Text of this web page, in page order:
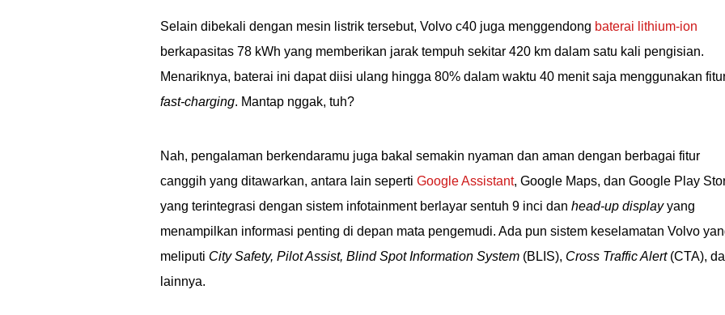
Selain dibekali dengan mesin listrik tersebut, Volvo c40 juga menggendong baterai lithium-ion
berkapasitas 78 kWh yang memberikan jarak tempuh sekitar 420 km dalam satu kali pengisian.
Menariknya, baterai ini dapat diisi ulang hingga 80% dalam waktu 40 menit saja menggunakan
fast-charging. Mantap nggak, tuh?
Nah, pengalaman berkendaramu juga bakal semakin nyaman dan aman dengan berbagai fitur
canggih yang ditawarkan, antara lain seperti Google Assistant, Google Maps, dan Google Play
yang terintegrasi dengan sistem infotainment berlayar sentuh 9 inci dan head-up displayyang
menampilkan informasi penting di depan mata pengemudi. Ada pun sistem keselamatan Volvo
meliputi City Safety, Pilot Assist, Blind Spot Information System (BLIS), Cross Traffic Alert(CTA),
lainnya.